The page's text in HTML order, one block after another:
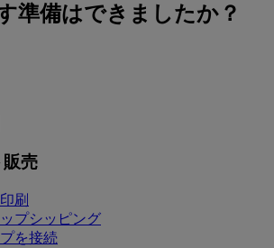
準備はできましたか？
売
刷
プシッピング
を接続